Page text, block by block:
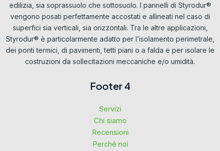
edilizia, sia soprassuolo che sottosuolo. I pannelli di Styrodur®
vengono posati perfettamente accostati e allineati nel caso di
superfici sia verticali, sia orizzontali. Tra le altre applicazioni,
Styrodur® è particolarmente adatto per l’isolamento perimetrale,
dei ponti termici, di pavimenti, tetti piani o a falda e per isolare le
costruzioni da sollecitazioni meccaniche e/o umidità.
Footer 4
Servizi
Chi siamo
Recensioni
Perché noi